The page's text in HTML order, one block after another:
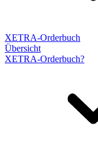
XETRA-Orderbuch
Übersicht
XETRA-Orderbuch?